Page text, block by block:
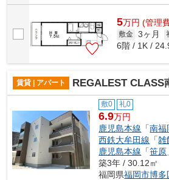
5万円 (管理
敷金 3ヶ月
6階 / 1K /
賃貸 | アパート REGALEST CLASS
敷0 礼0
6.9万円
鹿児島本線 「南福
西鉄大牟田線 「雑
鹿児島本線 「笹原
築3年 / 30.12㎡
福岡県福岡市博多